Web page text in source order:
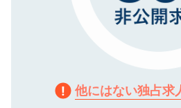
他にはない独占求